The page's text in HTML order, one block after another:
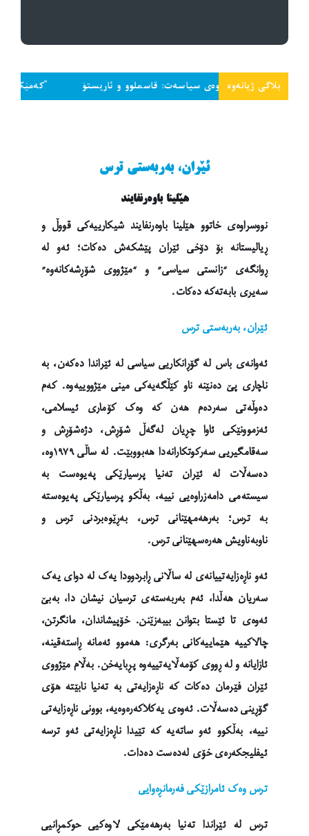
بلاگی ژیانەوە
کردنەوەی سیاسەت: قاسملوو و ئاریستۆ “کەمێک سەر داخە و
ئێران، بەربەستی ترس
هێلینا باوەرنفایند
نووسراوەی خاتوو هێلینا باوەرنفایند شیکارییەکی قووڵ و
ڕیالیستانە بۆ دۆخی ئێران پێشکەش دەکات؛ ئەو لە
ڕوانگەی “زانستی سیاسی” و “مێژووی شۆڕشەکانەوە”
سەیری بابەتەکە دەکات.
ئێران، بەربەستی ترس
ئەوانەی باس لە گۆڕانکاریی سیاسی لە ئێراندا دەکەن، بە
ناچاری پێ دەنێنە ناو کێڵگەیەکی مینی مێژووییەوە. کەم
دەوڵەتی سەردەم هەن کە وەک کۆماری ئیسلامی،
ئەزموونێکی ئاوا چڕیان لەگەڵ شۆڕش، دژەشۆڕش و
سەقامگیریی سەرکوتکارانەدا هەبووبێت. لە ساڵی ١٩٧٩وە،
دەسەڵات لە ئێران تەنیا پرسیارێکی پەیوەست بە
سیستەمی دامەزراوەیی نییە، بەڵکو پرسیارێکی پەیوەستە
بە ترس؛ بەرهەمهێنانی ترس، بەڕێوەبردنی ترس و
ناوبەناویش هەرەسهێنانی ترس.
ئەو ناڕەزایەتییانەی لە ساڵانی ڕابردوودا یەک لە دوای یەک
سەریان هەڵدا، ئەم بەربەستەی ترسیان نیشان دا، بەبێ
ئەوەی تا ئێستا بتوانن بیبەزێنن. خۆپیشاندان، مانگرتن،
چالاکییە هێماییەکانی بەرگری: هەموو ئەمانە ڕاستەقینە،
ئازایانە و لە ڕووی کۆمەڵایەتییەوە پڕبایەخن. بەڵام مێژووی
ئێران فێرمان دەکات کە ناڕەزایەتی بە تەنیا نابێتە هۆی
گۆڕینی دەسەڵات. ئەوەی یەکلاکەرەوەیە، بوونی ناڕەزایەتی
نییە، بەڵکوو ئەو ساتەیە کە تێیدا ناڕەزایەتی ئەو ترسە
ئیفلیجکەرەی خۆی لەدەست دەدات.
ترس وەک ئامرازێکی فەرمانڕەوایی
ترس لە ئێراندا تەنیا بەرهەمێکی لاوەکیی حوکمڕانیی